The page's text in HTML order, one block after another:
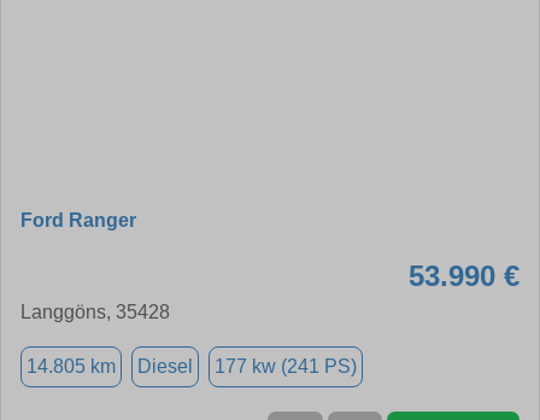
Ford Ranger
53.990 €
Langgöns, 35428
14.805 km Diesel 177 kw (241 PS)